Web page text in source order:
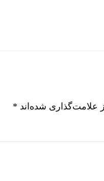
علامت‌گذاری شده‌اند *